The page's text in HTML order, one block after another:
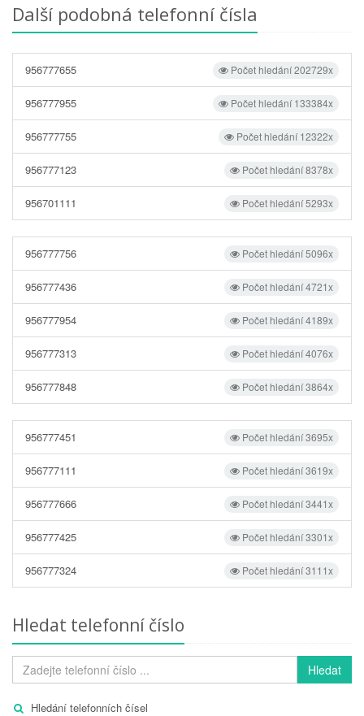
Další podobná telefonní čísla
Počet hledání 202729x
956777655
Počet hledání 133384x
956777955
Počet hledání 12322x
956777755
Počet hledání 8378x
956777123
Počet hledání 5293x
956701111
Počet hledání 5096x
956777756
Počet hledání 4721x
956777436
Počet hledání 4189x
956777954
Počet hledání 4076x
956777313
Počet hledání 3864x
956777848
Počet hledání 3695x
956777451
Počet hledání 3619x
956777111
Počet hledání 3441x
956777666
Počet hledání 3301x
956777425
Počet hledání 3111x
956777324
Hledat telefonní číslo
Hledat
Hledání telefonních čísel